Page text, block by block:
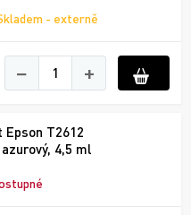
- externě
− +
Epson T2612
4,5 ml